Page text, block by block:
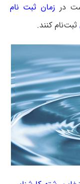
در زمان ثبت نام
ثبت‌نام کنند.